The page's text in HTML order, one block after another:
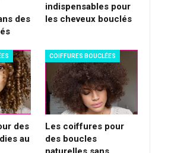
des
indispensables pour
les cheveux bouclés
des
au
COIFFURES BOUCLÉES
Les coiffures pour
des boucles